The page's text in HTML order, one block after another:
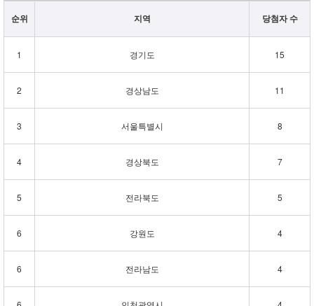
순위 지역 당첨자 수
1 경기도 15
2 경상남도 11
3 서울특별시 8
4 경상북도 7
5 전라북도 5
6 강원도 4
6 전라남도 4